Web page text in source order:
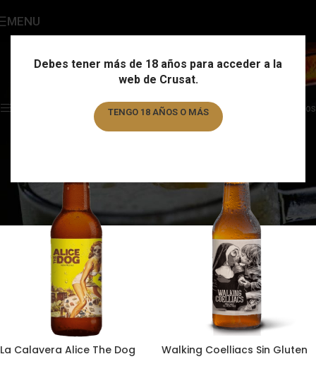
Debes tener más de 18 años para acceder a la
web de Crusat.
TENGO 18 AÑOS O MÁS
MENU La Calavera
Showing all 2 results
Filtros
La Calavera Alice The Dog Walking Coelliacs Sin Gluten